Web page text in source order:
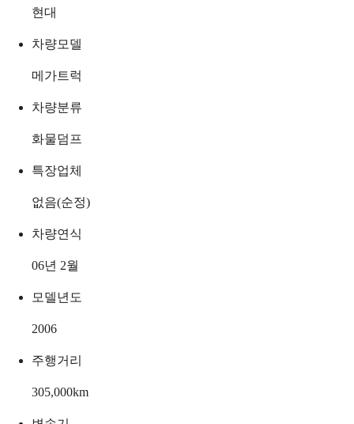
현대
차량모델
메가트럭
차량분류
화물덤프
특장업체
없음(순정)
차량연식
06년 2월
모델년도
2006
주행거리
305,000km